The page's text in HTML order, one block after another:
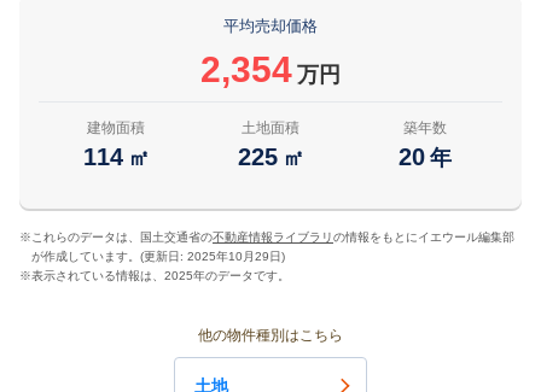
平均売却価格
2,354 万円
建物面積
114 ㎡
土地面積
225 ㎡
築年数
20 年
※ これらのデータは、国土交通省の不動産情報ライブラリの情報をもとにイエウール編集部
が作成しています。(更新日: 2025年10月29日)
※表示されている情報は、2025年のデータです。
他の物件種別はこちら
土地